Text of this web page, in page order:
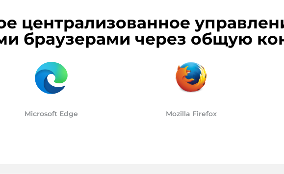
централизованное
браузерами через общую
Microsoft Edge Mozilla Firefox